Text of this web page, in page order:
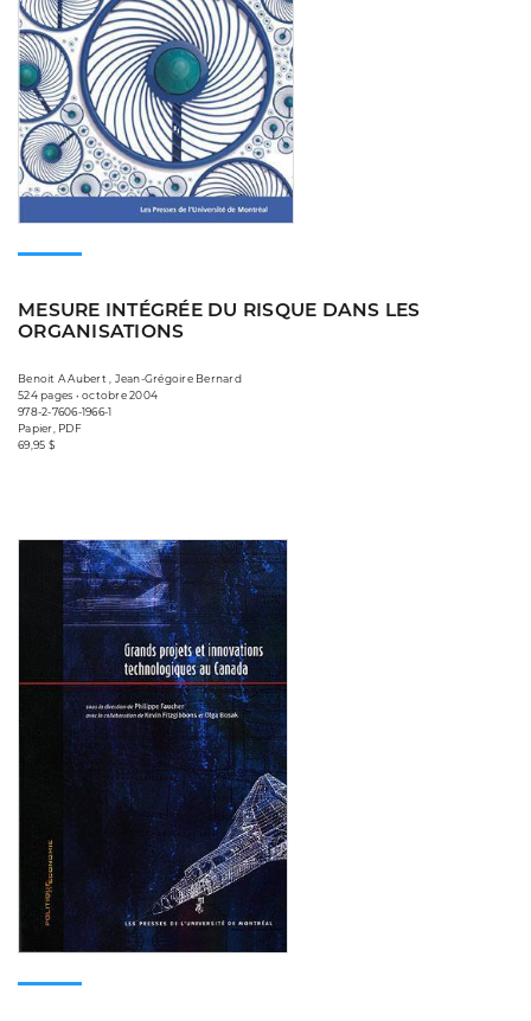
MESURE INTÉGRÉE DU RISQUE DANS LES
ORGANISATIONS
Benoit A Aubert , Jean-Grégoire Bernard
524 pages • octobre 2004
978-2-7606-1966-1
Papier, PDF
69,95 $